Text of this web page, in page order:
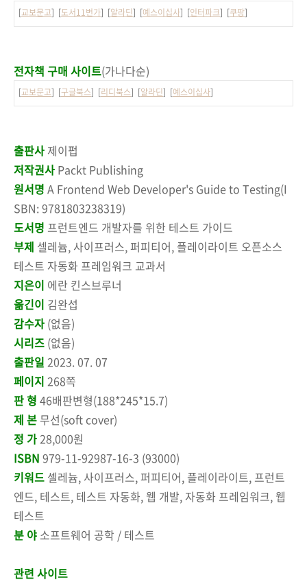
[교보문고] [도서11번가] [알라딘] [예스이십사] [인터파크] [쿠팡]
전자책 구매 사이트(가나다순)
[교보문고] [구글북스] [리디북스] [알라딘] [예스이십사]
출판사 제이펍
저작권사 Packt Publishing
원서명 A Frontend Web Developer's Guide to Testing(I
SBN: 9781803238319)
도서명 프런트엔드 개발자를 위한 테스트 가이드
부제 셀레늄, 사이프러스, 퍼피티어, 플레이라이트 오픈소스
테스트 자동화 프레임워크 교과서
지은이 에란 킨스브루너
옮긴이 김완섭
감수자 (없음)
시리즈 (없음)
출판일 2023. 07. 07
페이지 268쪽
판 형 46배판변형(188*245*15.7)
제 본 무선(soft cover)
정 가28,000원
ISBN 979-11-92987-16-3 (93000)
키워드 셀레늄, 사이프러스, 퍼피티어, 플레이라이트, 프런트
엔드, 테스트, 테스트 자동화, 웹 개발, 자동화 프레임워크, 웹
테스트
분 야 소프트웨어 공학 / 테스트
관련 사이트